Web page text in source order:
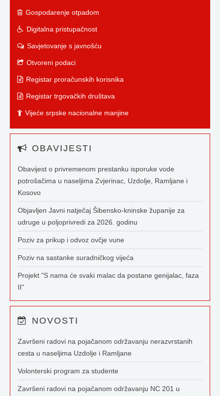
Gospodarenje otpadom
Digitalna pristupačnost
Savjetovanje s javnošću
Otvoreni podaci
Registar proračunskih korisnika
Registar trgovačkih društava
Vijeće srpske nacionalne manjine
OBAVIJESTI
Obavijest o privremenom prestanku isporuke vode
potrošačima u naseljima Zvjerinac, Uzdolje, Ramljane i
Kosovo
Objavljen Javni natječaj Šibensko-kninske županije za
udruge u poljoprivredi za 2026. godinu
Poziv za prikup i odvoz ovčje vune
Poziv na sastanke suradničkog vijeća
Projekt "S nama će svaki malac da postane genijalac, faza
II"
NOVOSTI
Završeni radovi na pojačanom održavanju nerazvrstanih
cesta u naseljima Uzdolje i Ramljane
Volonterski program za studente
Završeni radovi na pojačanom održavanju NC 201 u